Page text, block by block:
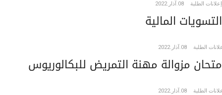
إعلانات الطلبة 08.آذار.2022
التسويات المالية
الطلبة 08.آذار.2022
مزوالة مهنة التمريض للبكالوريوس
الطلبة 08.آذار.2022